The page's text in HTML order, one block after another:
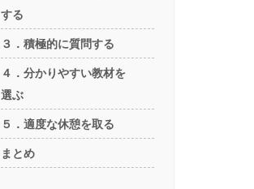
する
３．積極的に質問する
４．分かりやすい教材を
選ぶ
５．適度な休憩を取る
まとめ